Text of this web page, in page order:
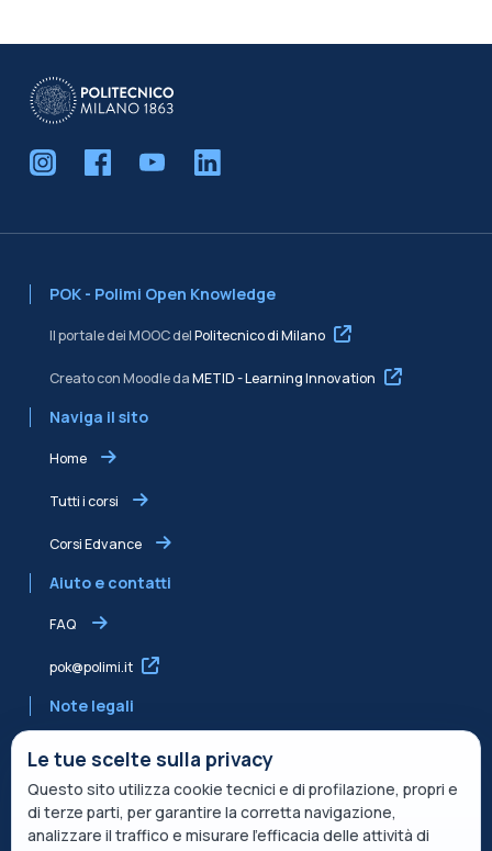
POK - Polimi Open Knowledge
Il portale dei MOOC delPolitecnico di Milano
Creato con Moodle daMETID - Learning Innovation
Naviga il sito
Home
Tutti i corsi
Corsi Edvance
Aiuto e contatti
FAQ
pok@polimi.it
Note legali
Informativa condivisa Edvance per il trattamento dei dati
Termini di servizio
Le tue scelte sulla privacy
Questo sito utilizza cookie tecnici e di profilazione, propri e
di terze parti, per garantire la corretta navigazione,
analizzare il traffico e misurare l’efficacia delle attività di